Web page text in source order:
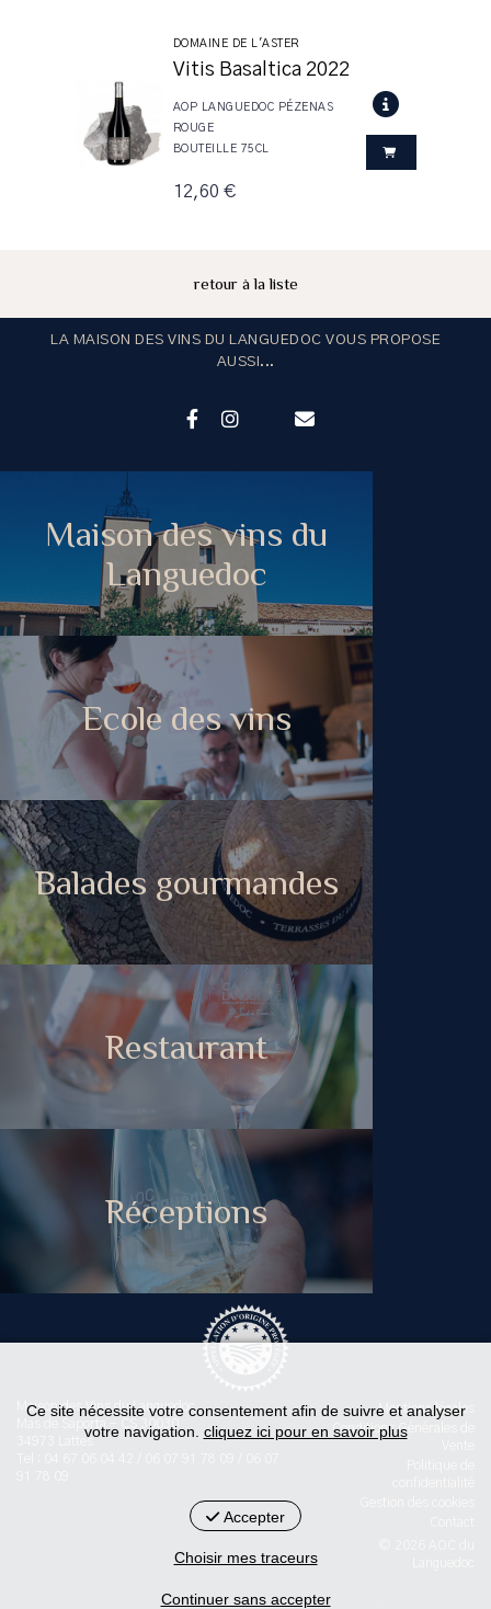
DOMAINE DE L'ASTER
Vitis Basaltica 2022
AOP LANGUEDOC PÉZENAS
ROUGE
BOUTEILLE 75CL
12,60 €
retour à la liste
LA MAISON DES VINS DU LANGUEDOC VOUS PROPOSE
AUSSI...
Maison des vins du
Languedoc
Ecole des vins
Balades gourmandes
Restaurant
Réceptions
Maison des Vins du Languedoc
Mas de Saporta - CS 30030
Mentions légales
Conditions Générales de
< id="str-pied-mention">L'abus d’alcool est dangereux pour la
Ce site nécessite votre consentement afin de suivre et analyser
votre navigation. cliquez ici pour en savoir plus
Accepter
Choisir mes traceurs
Continuer sans accepter